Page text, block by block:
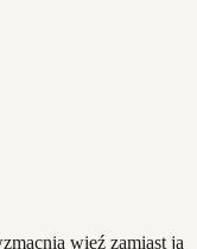
więź zamiast ją